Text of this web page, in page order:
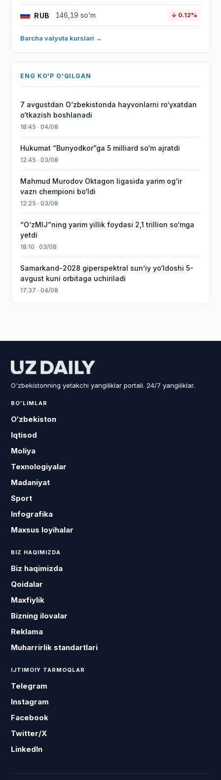
RUB 146,19 so'm ↓ 0.12%
Barcha valyuta kurslari →
ENG KO'P O'QILGAN
7 avgustdan O‘zbekistonda hayvonlarni ro‘yxatdan
o‘tkazish boshlanadi
18:45 · 04/08
Hukumat “Bunyodkor”ga 5 milliard so‘m ajratdi
12:45 · 03/08
Mahmud Murodov Oktagon ligasida yarim og‘ir
vazn chempioni bo‘ldi
12:25 · 03/08
“O‘zMIJ”ning yarim yillik foydasi 2,1 trillion so‘mga
yetdi
18:10 · 03/08
Samarkand-2028 giperspektral sun’iy yo‘ldoshi 5-
avgust kuni orbitaga uchiriladi
17:37 · 04/08
O'zbekistonning yetakchi yangiliklar portali. 24/7 yangiliklar.
BO'LIMLAR
O‘zbekiston
Iqtisod
Moliya
Texnologiyalar
Madaniyat
Sport
Infografika
Maxsus loyihalar
BIZ HAQIMIZDA
Biz haqimizda
Qoidalar
Maxfiylik
Bizning ilovalar
Reklama
Muharrirlik standartlari
IJTIMOIY TARMOQLAR
Telegram
Instagram
Facebook
Twitter/X
LinkedIn